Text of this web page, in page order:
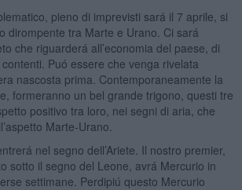
pieno di imprevisti sará il 7 aprile, si
dirompente tra Marte e Urano. Ci sará
che riguarderá all’economia del paese, di
Puó essere che venga rivelata
nascosta prima. Contemporaneamente la
formeranno un bel grande trigono, questi tre
positivo tra loro, nei segni di aria, che
Marte-Urano.
nel segno dell’Ariete. Il nostro premier,
sotto il segno del Leone, avrá Mercurio in
settimane. Perdipiú questo Mercurio